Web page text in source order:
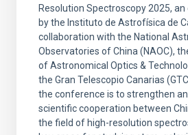
Resolution Spectroscopy 2025,
by the Instituto de Astrofísica de
collaboration with the National
Observatories of China (NAOC),
of Astronomical Optics &
the Gran Telescopio Canarias
the conference is to strengthen
scientific cooperation between
the field of high-resolution